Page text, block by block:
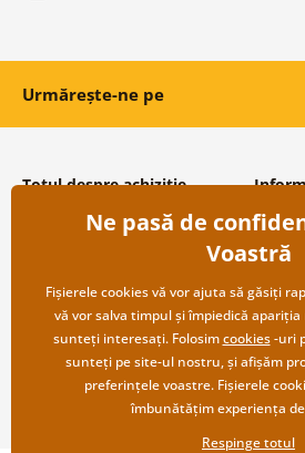
Urmărește-ne pe
Totul despre achiziție
Condiții și termeni generali
Protecția datelor personale
Transport și modalități de plată
Returnare
Despre
Contacte
Ne pasă de
Voastră
Fișierele cookies vă vor ajuta să găsiți
vă vor salva timpul și împiedică
sunteți interesați. Folosimcookies-uri
sunteți pe site-ul nostru, și afișăm
preferințele voastre. Fișierele
îmbunătățim experiența
Respinge totul